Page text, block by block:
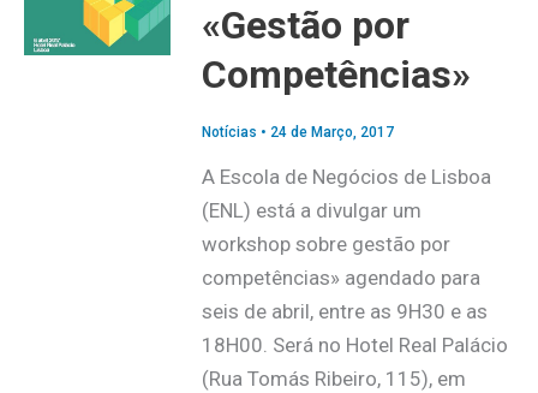
«Gestão por
Competências»
Notícias • 24 de Março, 2017
A Escola de Negócios de Lisboa
(ENL) está a divulgar um
workshop sobre gestão por
competências» agendado para
seis de abril, entre as 9H30 e as
18H00. Será no Hotel Real Palácio
(Rua Tomás Ribeiro, 115), em